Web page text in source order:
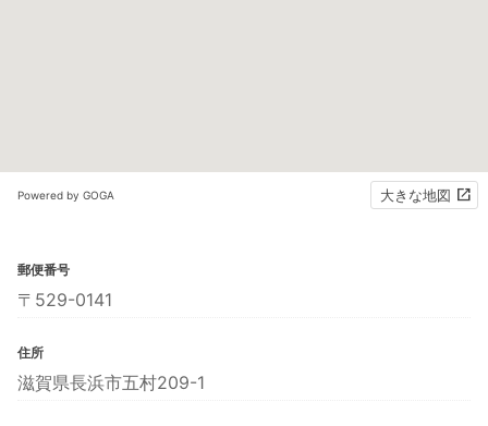
Powered by GOGA 大きな地図
郵便番号
〒529-0141
住所
滋賀県長浜市五村209-1